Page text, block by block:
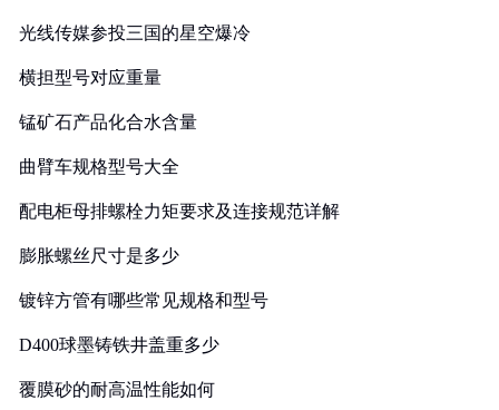
光线传媒参投三国的星空爆冷
横担型号对应重量
锰矿石产品化合水含量
曲臂车规格型号大全
配电柜母排螺栓力矩要求及连接规范详解
膨胀螺丝尺寸是多少
镀锌方管有哪些常见规格和型号
D400球墨铸铁井盖重多少
覆膜砂的耐高温性能如何